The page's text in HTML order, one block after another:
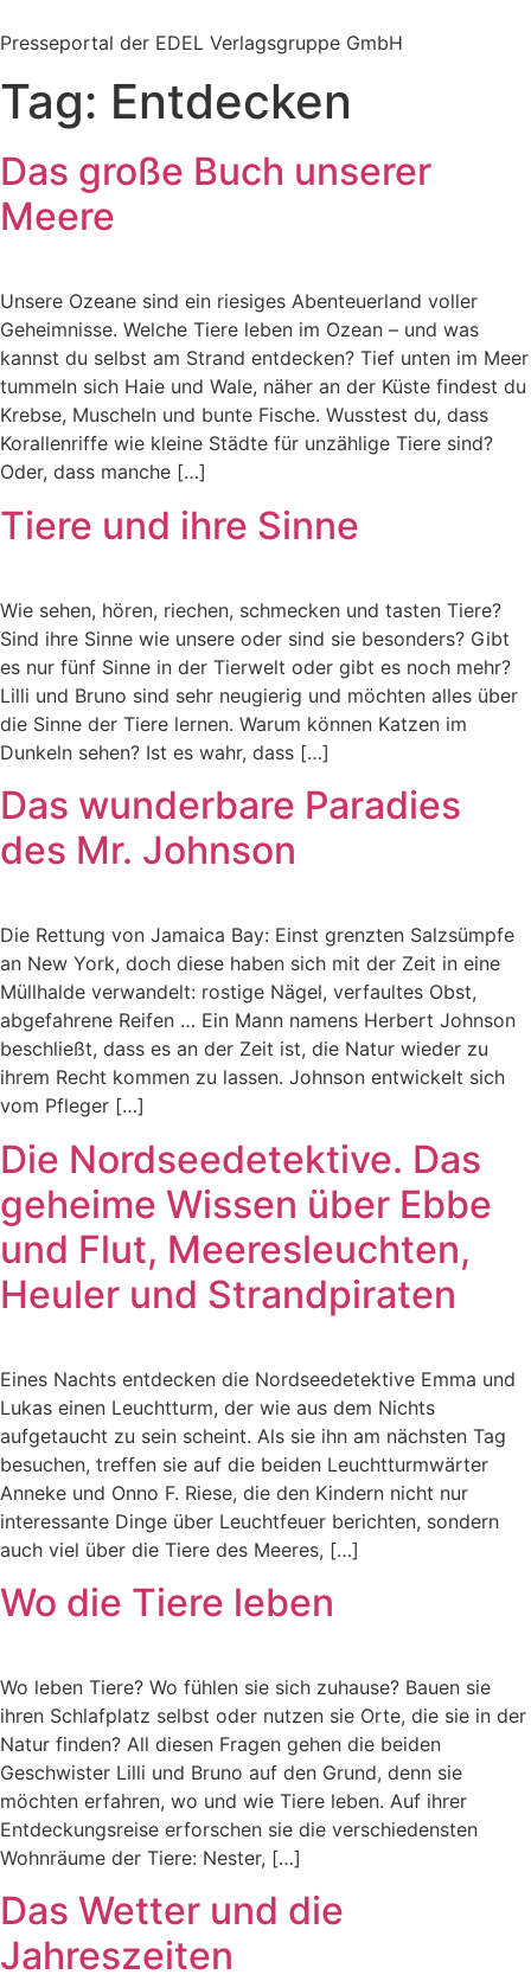
Inhalt
Presseportal der EDEL Verlagsgruppe GmbH
Tag: Entdecken
Das große Buch unserer
Meere
Unsere Ozeane sind ein riesiges Abenteuerland voller
Geheimnisse. Welche Tiere leben im Ozean – und was
kannst du selbst am Strand entdecken? Tief unten im Meer
tummeln sich Haie und Wale, näher an der Küste findest du
Krebse, Muscheln und bunte Fische. Wusstest du, dass
Korallenriffe wie kleine Städte für unzählige Tiere sind?
Oder, dass manche […]
Tiere und ihre Sinne
Wie sehen, hören, riechen, schmecken und tasten Tiere?
Sind ihre Sinne wie unsere oder sind sie besonders? Gibt
es nur fünf Sinne in der Tierwelt oder gibt es noch mehr?
Lilli und Bruno sind sehr neugierig und möchten alles über
die Sinne der Tiere lernen. Warum können Katzen im
Dunkeln sehen? Ist es wahr, dass […]
Das wunderbare Paradies
des Mr. Johnson
Die Rettung von Jamaica Bay: Einst grenzten Salzsümpfe
an New York, doch diese haben sich mit der Zeit in eine
Müllhalde verwandelt: rostige Nägel, verfaultes Obst,
abgefahrene Reifen … Ein Mann namens Herbert Johnson
beschließt, dass es an der Zeit ist, die Natur wieder zu
ihrem Recht kommen zu lassen. Johnson entwickelt sich
vom Pfleger […]
Die Nordseedetektive. Das
geheime Wissen über Ebbe
und Flut, Meeresleuchten,
Heuler und Strandpiraten
Eines Nachts entdecken die Nordseedetektive Emma und
Lukas einen Leuchtturm, der wie aus dem Nichts
aufgetaucht zu sein scheint. Als sie ihn am nächsten Tag
besuchen, treffen sie auf die beiden Leuchtturmwärter
Anneke und Onno F. Riese, die den Kindern nicht nur
interessante Dinge über Leuchtfeuer berichten, sondern
auch viel über die Tiere des Meeres, […]
Wo die Tiere leben
Wo leben Tiere? Wo fühlen sie sich zuhause? Bauen sie
ihren Schlafplatz selbst oder nutzen sie Orte, die sie in der
Natur finden? All diesen Fragen gehen die beiden
Geschwister Lilli und Bruno auf den Grund, denn sie
möchten erfahren, wo und wie Tiere leben. Auf ihrer
Entdeckungsreise erforschen sie die verschiedensten
Wohnräume der Tiere: Nester, […]
Das Wetter und die
Jahreszeiten